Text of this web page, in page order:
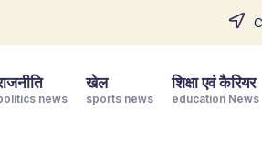
news
खेल
sports news
शिक्षा एवं कैरियर
education News